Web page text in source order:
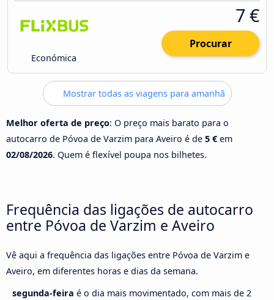
Económica
7 €
Procurar
Mostrar todas as viagens para amanhã
Melhor oferta de preço: O preço mais barato para o
autocarro de Póvoa de Varzim para Aveiro é de 5 € em
02/08/2026. Quem é flexível poupa nos bilhetes.
Frequência das ligações de autocarro
entre Póvoa de Varzim e Aveiro
Vê aqui a frequência das ligações entre Póvoa de Varzim e
Aveiro, em diferentes horas e dias da semana.
segunda-feira é o dia mais movimentado, com mais de 2